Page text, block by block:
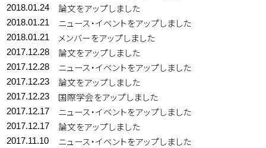
2018.01.24 論文をアップしました
2018.01.21 ニュース・イベントをアップしました
2018.01.21 メンバーをアップしました
2017.12.28 論文をアップしました
2017.12.28 ニュース・イベントをアップしました
2017.12.23 論文をアップしました
2017.12.23 国際学会をアップしました
2017.12.17 ニュース・イベントをアップしました
2017.12.17 論文をアップしました
2017.11.10 ニュース・イベントをアップしました